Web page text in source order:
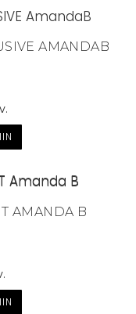
AMANDAB
AMANDA B